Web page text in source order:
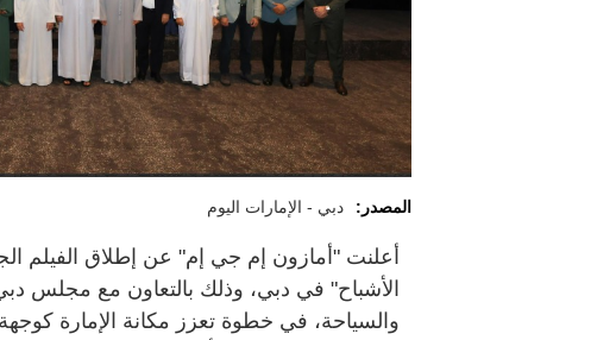
المصدر: دبي - الإمارات اليوم
أعلنت "أمازون إم جي إم" عن إطلاق الفيلم
الأشباح" في دبي، وذلك بالتعاون مع مجلس
والسياحة، في خطوة تعزز مكانة الإمارة